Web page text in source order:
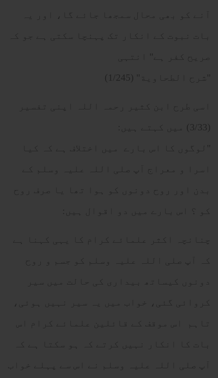
آنے کو بھی محال سمجھا جائے گا، اور یہ
بات نبوت کے انکار تک پہنچا سکتی ہے جو کہ
صریح کفر ہے" انتہی
"شرح الطحاوية" (1/245)
اسی طرح ابن کثیر رحمہ اللہ اپنی تفسیر
(3/33) میں کہتے ہیں:
"لوگوں کا اس بارے میں اختلاف ہے کہ کیا
اسرا و معراج آپ صلی اللہ علیہ وسلم کے
بدن اور روح دونوں کو ہوا تھا یا صرف روح
کو ؟ اس بارے میں دو اقوال ہیں:
چنانچہ اکثر علمائے کرام کا یہی کہنا ہے
کہ آپ صلی اللہ علیہ وسلم کو جسم و روح
دونوں کیساتھ بیداری کی حالت میں سیر
کروائی گئی، خواب میں یہ سیر نہیں ہوئی،
تاہم اس موقف کے قائلین علمائے کرام اس
بات کا انکار نہیں کرتے کہ ہو سکتا ہے کہ
آپ صلی اللہ علیہ وسلم نے اس سے پہلے خواب